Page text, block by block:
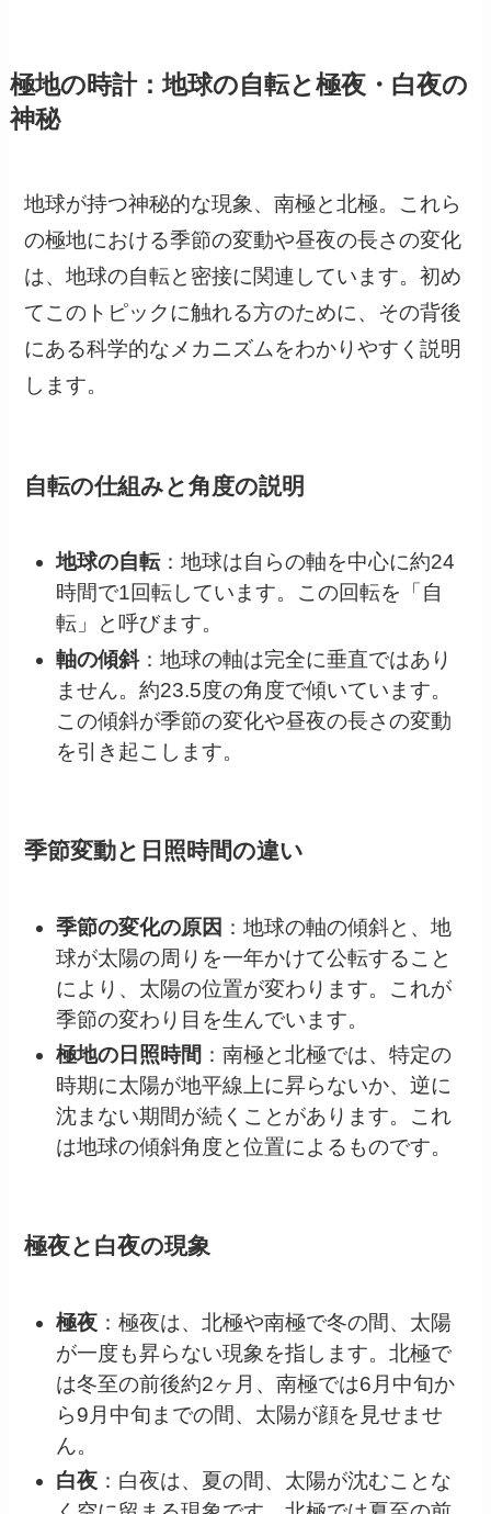
極地の時計：地球の自転と極夜・白夜の
神秘
地球が持つ神秘的な現象、南極と北極。これら
の極地における季節の変動や昼夜の長さの変化
は、地球の自転と密接に関連しています。初め
てこのトピックに触れる方のために、その背後
にある科学的なメカニズムをわかりやすく説明
します。
自転の仕組みと角度の説明
地球の自転：地球は自らの軸を中心に約24
時間で1回転しています。この回転を「自
転」と呼びます。
軸の傾斜：地球の軸は完全に垂直ではあり
ません。約23.5度の角度で傾いています。
この傾斜が季節の変化や昼夜の長さの変動
を引き起こします。
季節変動と日照時間の違い
季節の変化の原因 ：地球の軸の傾斜と、地
球が太陽の周りを一年かけて公転すること
により、太陽の位置が変わります。これが
季節の変わり目を生んでいます。
極地の日照時間 ：南極と北極では、特定の
時期に太陽が地平線上に昇らないか、逆に
沈まない期間が続くことがあります。これ
は地球の傾斜角度と位置によるものです。
極夜と白夜の現象
極夜：極夜は、北極や南極で冬の間、太陽
が一度も昇らない現象を指します。北極で
は冬至の前後約2ヶ月、南極では6月中旬か
ら9月中旬までの間、太陽が顔を見せませ
ん。
白夜：白夜は、夏の間、太陽が沈むことな